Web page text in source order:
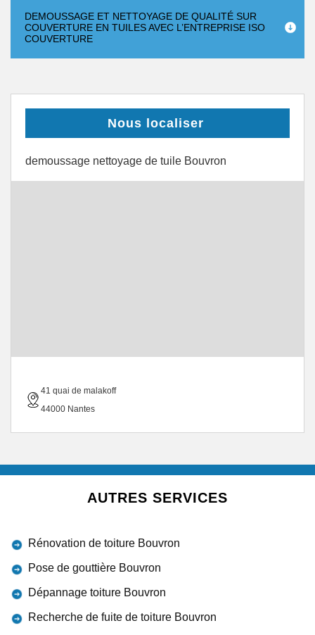
DEMOUSSAGE ET NETTOYAGE DE QUALITÉ SUR
COUVERTURE EN TUILES AVEC L’ENTREPRISE ISO
COUVERTURE
Nous localiser
demoussage nettoyage de tuile Bouvron
41 quai de malakoff
44000 Nantes
AUTRES SERVICES
Rénovation de toiture Bouvron
Pose de gouttière Bouvron
Dépannage toiture Bouvron
Recherche de fuite de toiture Bouvron